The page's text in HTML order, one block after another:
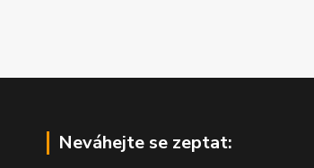
Neváhejte se zeptat: